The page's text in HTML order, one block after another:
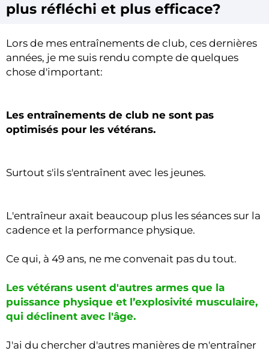
plus réfléchi et plus efficace?
Lors de mes entraînements de club, ces dernières
années, je me suis rendu compte de quelques
chose d'important:
Les entraînements de club ne sont pas
optimisés pour les vétérans.
Surtout s'ils s'entraînent avec les jeunes.
L'entraîneur axait beaucoup plus les séances sur la
cadence et la performance physique.
Ce qui, à 49 ans, ne me convenait pas du tout.
Les vétérans usent d'autres armes que la
puissance physique et l’explosivité musculaire,
qui déclinent avec l'âge.
J'ai du chercher d'autres manières de m'entraîner